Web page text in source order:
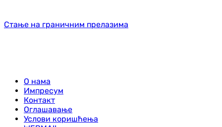
Стање на граничним прелазима
О нама
Импресум
Контакт
Оглашавање
Услови коришћења